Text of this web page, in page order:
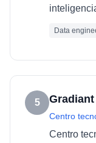
Data
5 Gradiant
Centro
Centro